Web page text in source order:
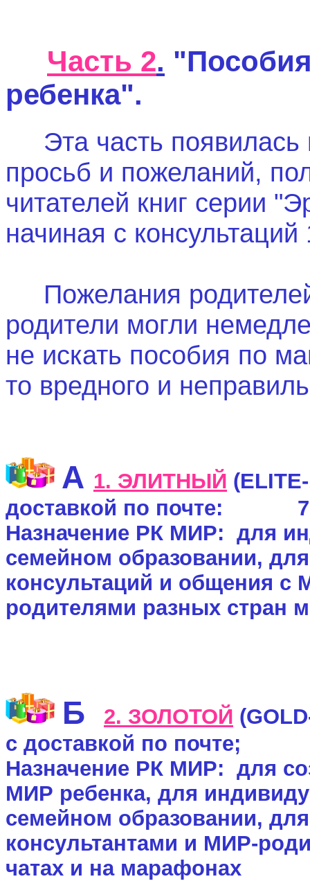
Часть 2.
ребенка".
Эта часть
просьб и пожеланий,
читателей книг серии
начиная с консультаций
Пожелания
родители могли
не искать пособия по
то вредного и
А 1. ЭЛИТНЫЙ
доставкой по почте:
Назначение РК МИР: для
семейном образовании, для
консультаций и общения с
родителями разных стран
Б 2. ЗОЛОТОЙ (
с доставкой по почте;
Назначение РК МИР: для
МИР ребенка, для
семейном образовании,
консультантами и МИР-
чатах и на марафонах